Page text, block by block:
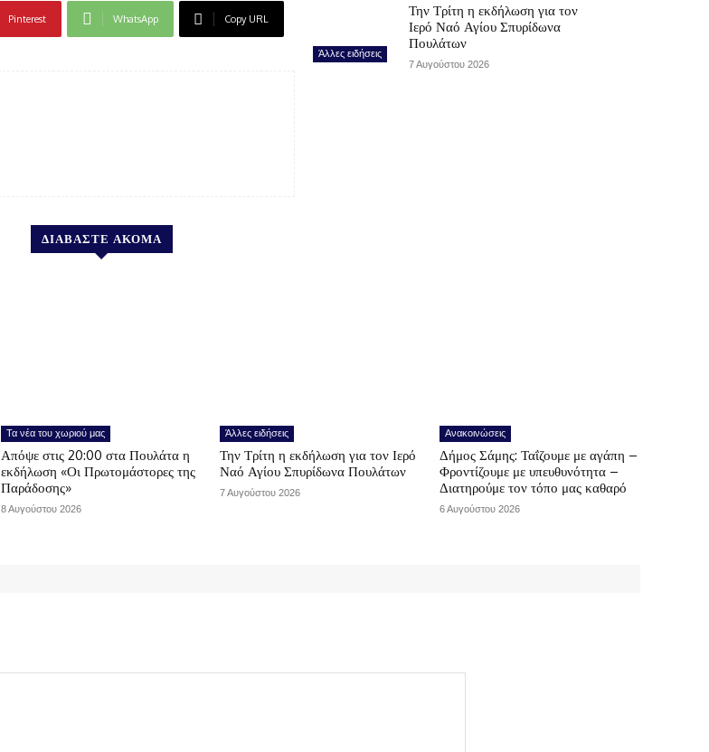
Pinterest WhatsApp Copy URL
Άλλες ειδήσεις
Την Τρίτη η εκδήλωση για τον
Ιερό Ναό Αγίου Σπυρίδωνα
Πουλάτων
7 Αυγούστου 2026
ΔΙΑΒΑΣΤΕ ΑΚΟΜΑ
Τα νέα του χωριού μας
Απόψε στις 20:00 στα Πουλάτα η
εκδήλωση «Οι Πρωτομάστορες της
Παράδοσης»
8 Αυγούστου 2026
Άλλες ειδήσεις
Την Τρίτη η εκδήλωση για τον Ιερό
Ναό Αγίου Σπυρίδωνα Πουλάτων
7 Αυγούστου 2026
Ανακοινώσεις
Δήμος Σάμης: Ταΐζουμε με αγάπη –
Φροντίζουμε με υπευθυνότητα –
Διατηρούμε τον τόπο μας καθαρό
6 Αυγούστου 2026